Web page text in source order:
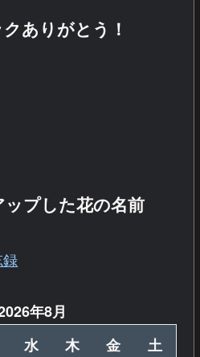
ありがとう！
ップした花の名前
年8月
水 木 金
土